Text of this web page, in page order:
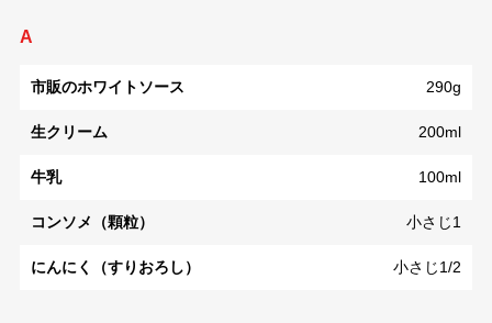
A
市販のホワイトソース 290g
生クリーム 200ml
牛乳 100ml
コンソメ（顆粒） 小さじ1
にんにく（すりおろし） 小さじ1/2